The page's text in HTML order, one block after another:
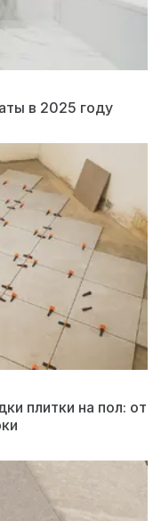
в 2025 году
плитки на пол: от